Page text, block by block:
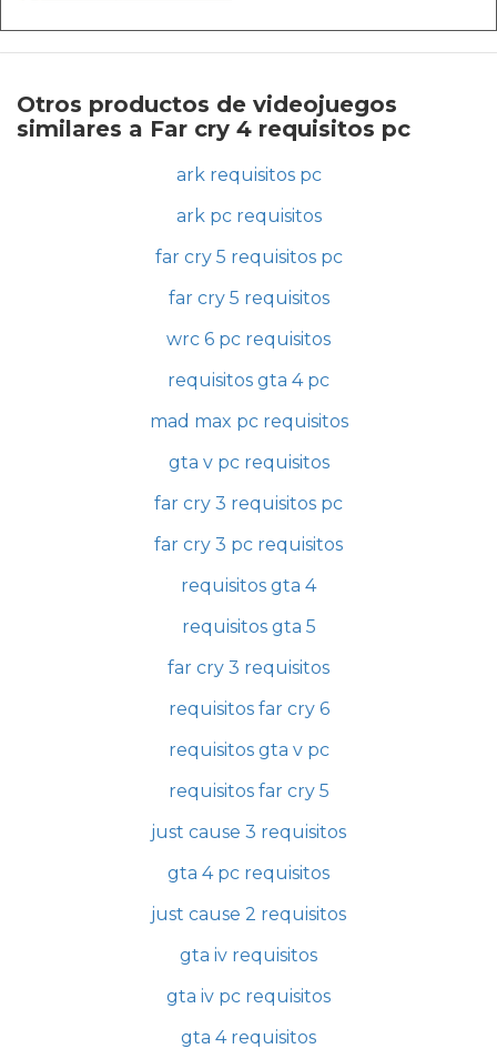
Otros productos de videojuegos
similares a Far cry 4 requisitos pc
ark requisitos pc
ark pc requisitos
far cry 5 requisitos pc
far cry 5 requisitos
wrc 6 pc requisitos
requisitos gta 4 pc
mad max pc requisitos
gta v pc requisitos
far cry 3 requisitos pc
far cry 3 pc requisitos
requisitos gta 4
requisitos gta 5
far cry 3 requisitos
requisitos far cry 6
requisitos gta v pc
requisitos far cry 5
just cause 3 requisitos
gta 4 pc requisitos
just cause 2 requisitos
gta iv requisitos
gta iv pc requisitos
gta 4 requisitos